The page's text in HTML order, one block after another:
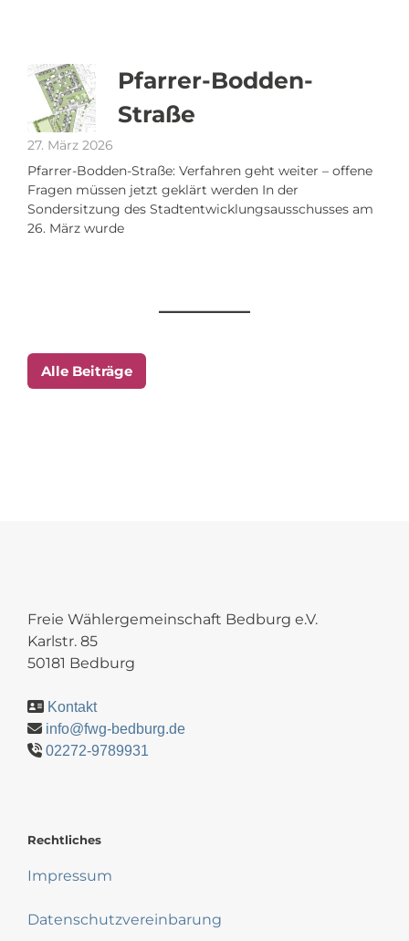
Pfarrer-Bodden-
Straße
27. März 2026
Pfarrer-Bodden-Straße: Verfahren geht weiter – offene
Fragen müssen jetzt geklärt werden In der
Sondersitzung des Stadtentwicklungsausschusses am
26. März wurde
Alle Beiträge
Freie Wählergemeinschaft Bedburg e.V.
Karlstr. 85
50181 Bedburg
Kontakt
info@fwg-bedburg.de
02272-9789931
Rechtliches
Impressum
Datenschutzvereinbarung